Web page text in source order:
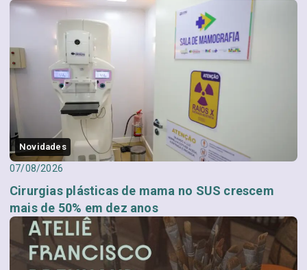
Novidades
07/08/2026
Cirurgias plásticas de mama no SUS crescem
mais de 50% em dez anos